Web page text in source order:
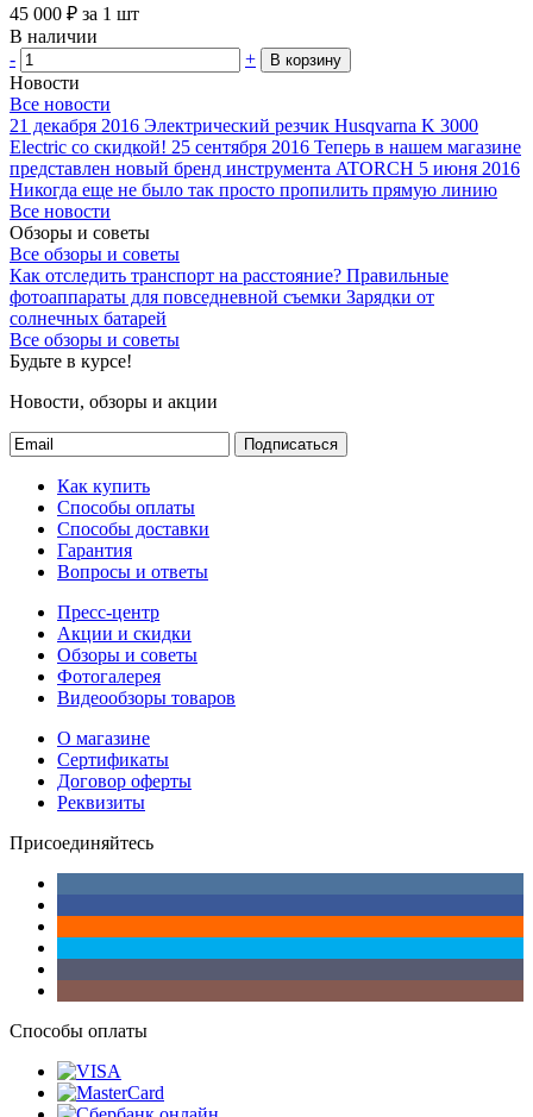
45 000 ₽ за 1 шт
В наличии
-
+ В корзину
Новости
Все новости
21 декабря 2016 Электрический резчик Husqvarna K 3000
Electric со скидкой! 25 сентября 2016 Теперь в нашем магазине
представлен новый бренд инструмента ATORCH 5 июня 2016
Никогда еще не было так просто пропилить прямую линию
Все новости
Обзоры и советы
Все обзоры и советы
Как отследить транспорт на расстояние? Правильные
фотоаппараты для повседневной съемки Зарядки от
солнечных батарей
Все обзоры и советы
Будьте в курсе!
Новости, обзоры и акции
Подписаться
Как купить
Способы оплаты
Способы доставки
Гарантия
Вопросы и ответы
Пресс-центр
Акции и скидки
Обзоры и советы
Фотогалерея
Видеообзоры товаров
О магазине
Сертификаты
Договор оферты
Реквизиты
Присоединяйтесь
Способы оплаты